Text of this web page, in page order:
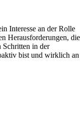
Interesse an der Rolle
Herausforderungen, die
Schritten in der
bist und wirklich an